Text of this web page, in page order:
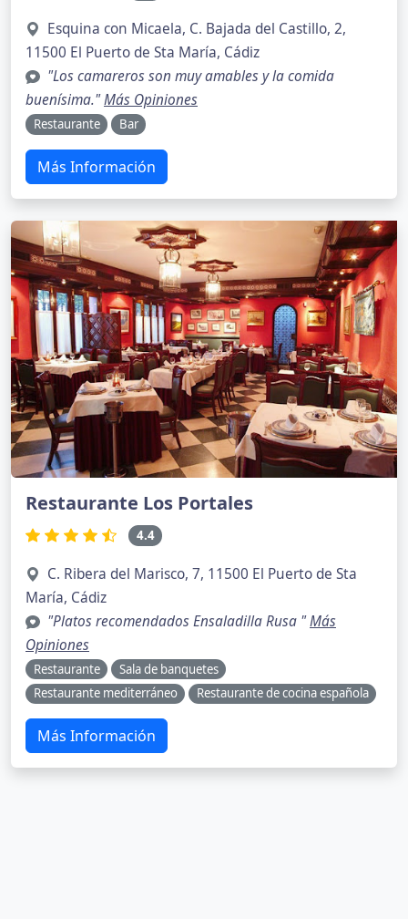
Esquina con Micaela, C. Bajada del Castillo, 2,
11500 El Puerto de Sta María, Cádiz
"Los camareros son muy amables y la comida
buenísima."Más Opiniones
Restaurante Bar
Más Información
Restaurante Los Portales
4.4
C. Ribera del Marisco, 7, 11500 El Puerto de Sta
María, Cádiz
"Platos recomendados Ensaladilla Rusa "Más
Opiniones
Restaurante
Sala de banquetes
Restaurante mediterráneo
Restaurante de cocina española
Más Información